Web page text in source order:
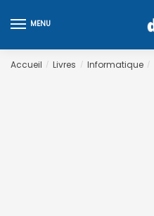
to
to
MENU
Accueil / Livres / Informatique /